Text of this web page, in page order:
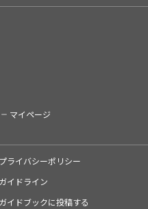
マイページ
プライバシーポリシー
ガイドライン
ガイドブックに投稿する